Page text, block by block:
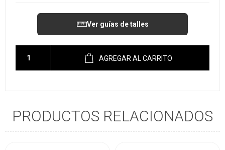
Ver guías de talles
AGREGAR AL CARRITO
PRODUCTOS RELACIONADOS